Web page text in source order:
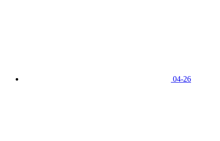
04-26